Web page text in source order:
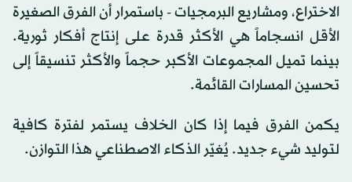
الاختراع، ومشاريع البرمجيات - باستمرار أن الفرق الصغيرة
الأقل انسجاماً هي الأكثر قدرة على إنتاج أفكار ثورية.
بينما تميل المجموعات الأكبر حجماً والأكثر تنسيقاً إلى
تحسين المسارات القائمة.
يكمن الفرق فيما إذا كان الخلاف يستمر لفترة كافية
لتوليد شيء جديد. يُغيّر الذكاء الاصطناعي هذا التوازن.